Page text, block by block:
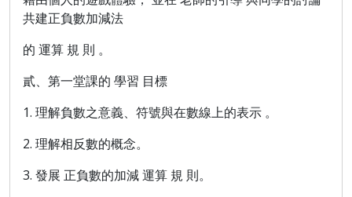
共建正負數加減法
的 運算 規 則 。
貳、第一堂課的 學習 目標
1. 理解負數之意義、符號與在數線上的表示 。
2. 理解相反數的概念。
3. 發展 正負數的加減 運算 規 則。